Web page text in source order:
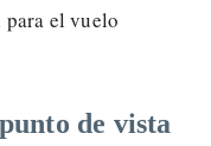
el vuelo
de vista